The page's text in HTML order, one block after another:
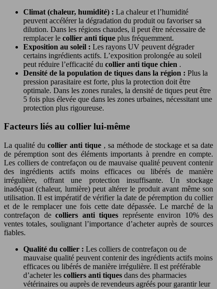
Climat (chaleur, humidité) : La chaleur et l’humidité
peuvent accélérer la dégradation du produit ou favoriser sa
dilution. Dans les régions chaudes, il peut être nécessaire de
remplacer le collier anti tique plus fréquemment.
Exposition au soleil : Les rayons UV peuvent dégrader
certains ingrédients actifs. L’exposition prolongée au soleil
peut réduire l’efficacité du collier anti tique chien .
Densité de la population de tiques dans la région : Plus la
pression parasitaire est forte, plus la protection doit être
optimale. Dans les zones rurales, la densité de tiques peut être
5 fois plus élevée que dans les zones urbaines, nécessitant une
protection plus rigoureuse.
Facteurs liés au collier lui-même
La qualité du collier anti tique , sa méthode de stockage et sa date
de péremption sont des éléments importants à prendre en compte.
Les colliers de contrefaçon ou de mauvaise qualité peuvent contenir
des ingrédients actifs moins efficaces ou libérés de manière
irrégulière, offrant une protection insuffisante. Un stockage
inadéquat (chaleur, lumière) peut altérer le produit avant même son
utilisation. Il est impératif de vérifier la date de péremption du collier
et de le remplacer une fois cette date dépassée. Le marché de la
contrefaçon de colliers anti tiques représente environ 10% des
ventes totales, soulignant l’importance d’acheter auprès de sources
fiables.
Qualité du collier : Les colliers de contrefaçon ou de
mauvaise qualité peuvent contenir des ingrédients actifs moins
efficaces ou libérés de manière irrégulière. Il est préférable
d’acheter les colliers anti tiques dans des pharmacies
vétérinaires ou auprès de revendeurs agréés pour garantir leur